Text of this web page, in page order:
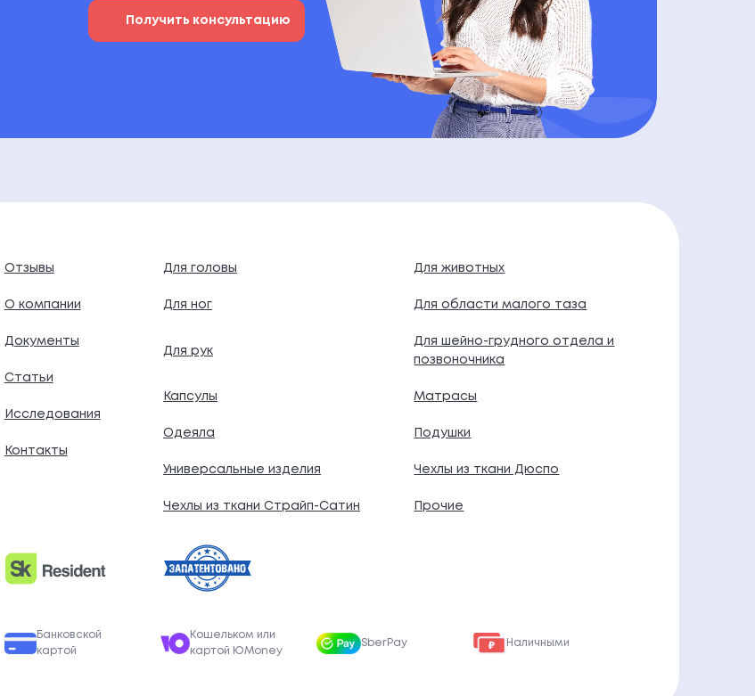
Получить консультацию
Отзывы
О компании
Документы
Статьи
Исследования
Контакты
Для головы Для животных
Для ног Для области малого таза
Для рук
Для шейно-грудного отдела и
позвоночника
Капсулы Матрасы
Одеяла Подушки
Универсальные изделия Чехлы из ткани Дюспо
Чехлы из ткани Страйп-Сатин Прочие
Банковской
картой
Кошельком или
картой ЮMoney
SberPay Наличными